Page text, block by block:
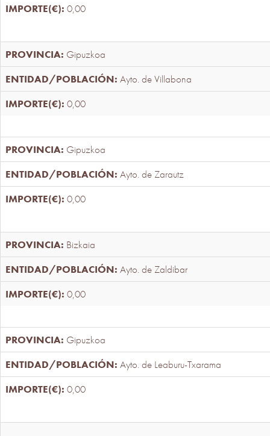
0,00
Gipuzkoa
Ayto. de Villabona
0,00
Gipuzkoa
Ayto. de Zarautz
0,00
Bizkaia
Ayto. de Zaldibar
0,00
Gipuzkoa
Ayto. de Leaburu-Txarama
0,00